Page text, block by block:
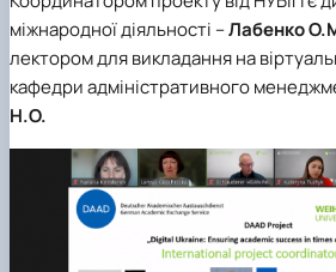
міжнародної діяльності –Лабенко
лектором для викладання на
кафедри адміністративного
Н.О.